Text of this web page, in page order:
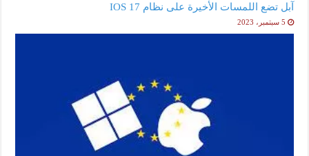
آبل تضع اللمسات الأخيرة على نظام IOS 17
5 سبتمبر، 2023